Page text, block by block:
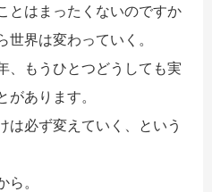
とはまったくないのですか
界は変わっていく。
もうひとつどうしても実
あります。
必ず変えていく、という
。